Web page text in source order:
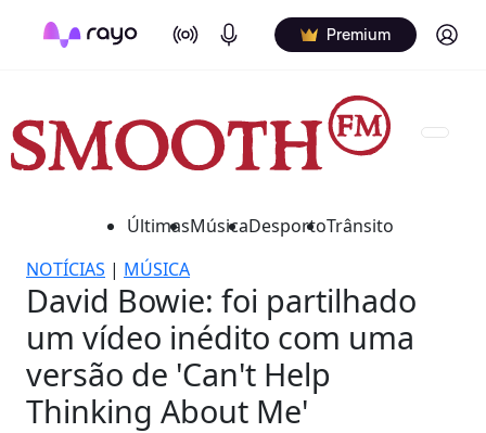
On Air Podcasts Premium Log in
ÚltimasMúsicaDesportoTrânsito
NOTÍCIAS | MÚSICA
David Bowie: foi partilhado
um vídeo inédito com uma
versão de 'Can't Help
Thinking About Me'